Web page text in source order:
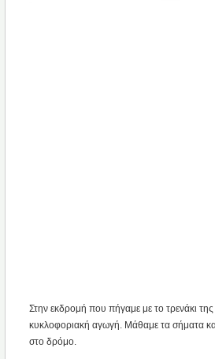
Στην εκδρομή που πήγαμε με το τρενάκι
κυκλοφοριακή αγωγή. Μάθαμε τα σήματα
στο δρόμο.